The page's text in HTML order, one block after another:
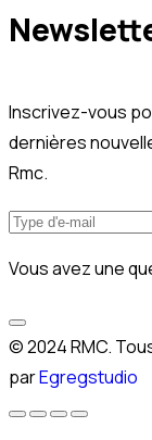
Inscrivez-vous
dernières
Rmc.
Vous avez une
© 2024 RMC.
parEgregstudio